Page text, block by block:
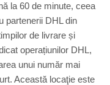
la 60 de minute, ceea
partenerii DHL din
de livrare și
operațiunilor DHL,
unui număr mai
Această locaţie este